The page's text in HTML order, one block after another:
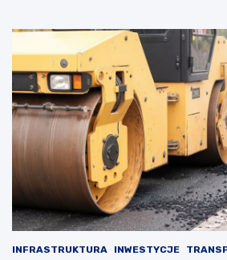
INFRASTRUKTURA INWESTYCJE